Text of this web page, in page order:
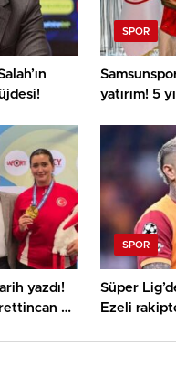
SPOR
yatırım! 5
yazdı!
Er
SPOR
Süper
Ezeli